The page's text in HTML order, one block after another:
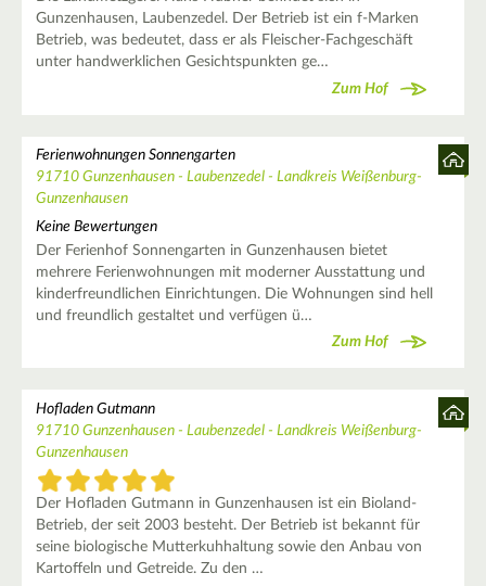
Gunzenhausen, Laubenzedel. Der Betrieb ist ein f-Marken
Betrieb, was bedeutet, dass er als Fleischer-Fachgeschäft
unter handwerklichen Gesichtspunkten ge…
Zum Hof
Ferienwohnungen Sonnengarten
91710 Gunzenhausen - Laubenzedel - Landkreis Weißenburg-
Gunzenhausen
Keine Bewertungen
Der Ferienhof Sonnengarten in Gunzenhausen bietet
mehrere Ferienwohnungen mit moderner Ausstattung und
kinderfreundlichen Einrichtungen. Die Wohnungen sind hell
und freundlich gestaltet und verfügen ü…
Zum Hof
Hofladen Gutmann
91710 Gunzenhausen - Laubenzedel - Landkreis Weißenburg-
Gunzenhausen
Der Hofladen Gutmann in Gunzenhausen ist ein Bioland-
Betrieb, der seit 2003 besteht. Der Betrieb ist bekannt für
seine biologische Mutterkuhhaltung sowie den Anbau von
Kartoffeln und Getreide. Zu den …